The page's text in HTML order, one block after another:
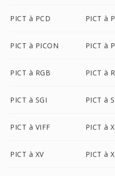
PICT à PCD PICT à
PICT à PICON PICT à
PICT à RGB PICT à
PICT à SGI PICT à
PICT à VIFF PICT à
PICT à XV PICT à